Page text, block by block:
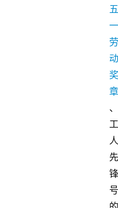
五
一
劳
动
奖
章
、
工
人
先
锋
号